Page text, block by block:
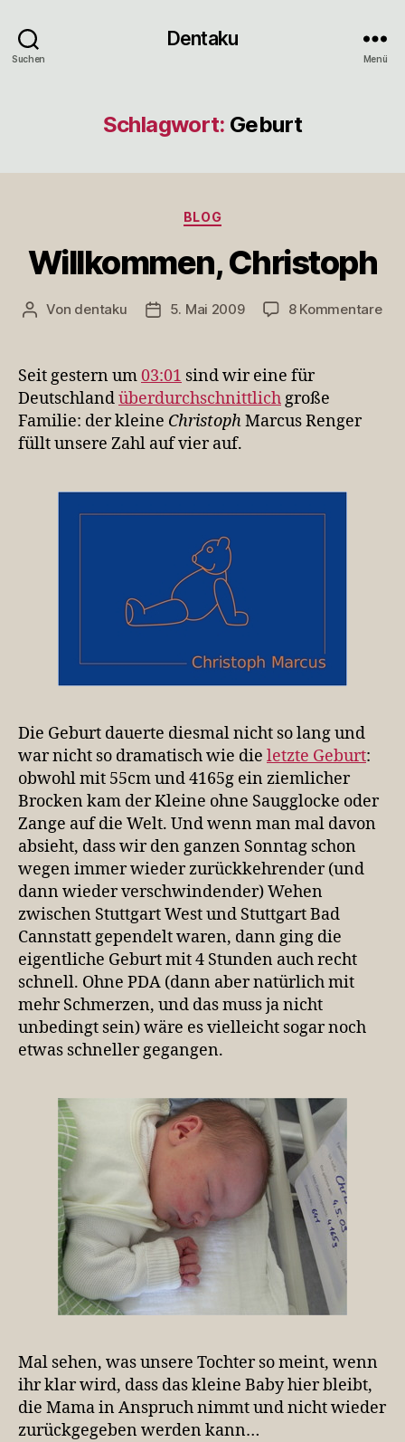
Suchen
Dentaku
Menü
Schlagwort: Geburt
Kategorien
BLOG
Willkommen, Christoph
Beitragsautor
Von dentaku Veröffentlichungsdatum
5. Mai 2009 8 Kommentarezu
Seit gestern um03:01 sind wir eine für
Deutschlandüberdurchschnittlich große
Familie: der kleine ChristophMarcus Renger
füllt unsere Zahl auf vier auf.
Die Geburt dauerte diesmal nicht so lang und
war nicht so dramatisch wie die letzte Geburt:
obwohl mit 55cm und 4165g ein ziemlicher
Brocken kam der Kleine ohne Saugglocke oder
Zange auf die Welt. Und wenn man mal davon
absieht, dass wir den ganzen Sonntag schon
wegen immer wieder zurückkehrender (und
dann wieder verschwindender) Wehen
zwischen Stuttgart West und Stuttgart Bad
Cannstatt gependelt waren, dann ging die
eigentliche Geburt mit 4 Stunden auch recht
schnell. Ohne PDA (dann aber natürlich mit
mehr Schmerzen, und das muss ja nicht
unbedingt sein) wäre es vielleicht sogar noch
etwas schneller gegangen.
Mal sehen, was unsere Tochter so meint, wenn
ihr klar wird, dass das kleine Baby hier bleibt,
die Mama in Anspruch nimmt und nicht wieder
zurückgegeben werden kann…